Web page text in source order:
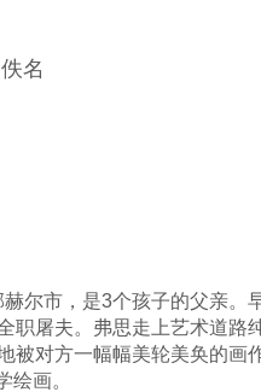
名
尔市，是3个孩子的父亲。
职屠夫。弗思走上艺术道路
被对方一幅幅美轮美奂的画
画。